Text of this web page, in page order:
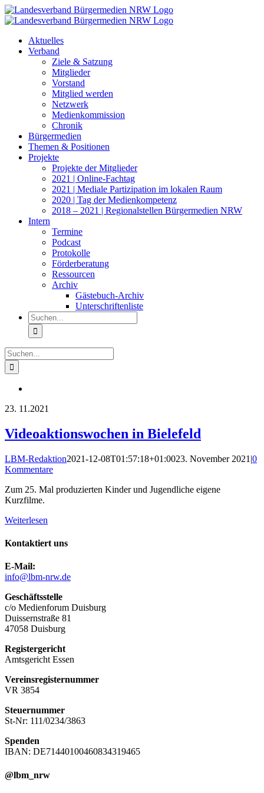
Zum
Inhalt
Aktuelles
Verband
Ziele & Satzung
Mitglieder
Vorstand
Mitglied werden
Netzwerk
Medienkommission
Chronik
Bürgermedien
Themen & Positionen
Projekte
Projekte der Mitglieder
2021 | Online-Fachtag
2021 | Mediale Partizipation im lokalen Raum
2020 | Tag der Medienkompetenz
2018 – 2021 | Regionalstellen Bürgermedien NRW
Intern
Termine
Podcast
Protokolle
Förderberatung
Ressourcen
Archiv
Gästebuch-Archiv
Unterschriftenliste
Suche
nach:
Suche
nach:
23. 11.2021
Videoaktionswochen in Bielefeld
LBM-Redaktion2021-12-08T01:57:18+01:0023. November 2021 |0
Kommentare
Zum 25. Mal produzierten Kinder und Jugendliche eigene
Kurzfilme.
Weiterlesen
Kontaktiert uns
E-Mail:
info@lbm-nrw.de
Geschäftsstelle
c/o Medienforum Duisburg
Duissernstraße 81
47058 Duisburg
Registergericht
Amtsgericht Essen
Vereinsregisternummer
VR 3854
Steuernummer
St-Nr: 111/0234/3863
Spenden
IBAN: DE71440100460834319465
@lbm_nrw